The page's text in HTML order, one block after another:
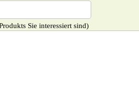
Sie interessiert sind)